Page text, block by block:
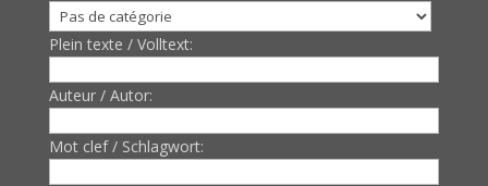
Plein texte / Volltext:
Auteur / Autor:
Mot clef / Schlagwort: